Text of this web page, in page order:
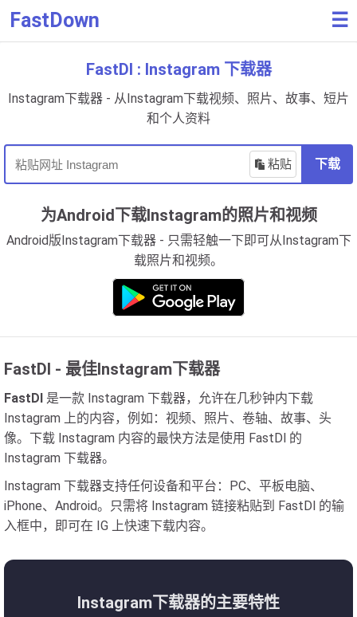
FastDown ☰
FastDl : Instagram 下载器
Instagram下载器 - 从Instagram下载视频、照片、故事、短片
和个人资料
粘贴 下载
为Android下载Instagram的照片和视频
Android版Instagram下载器 - 只需轻触一下即可从Instagram下
载照片和视频。
FastDl - 最佳Instagram下载器
FastDl 是一款 Instagram 下载器，允许在几秒钟内下载
Instagram 上的内容，例如：视频、照片、卷轴、故事、头
像。下载 Instagram 内容的最快方法是使用 FastDl 的
Instagram 下载器。
Instagram 下载器支持任何设备和平台：PC、平板电脑、
iPhone、Android。只需将 Instagram 链接粘贴到 FastDl 的输
入框中，即可在 IG 上快速下载内容。
Instagram下载器的主要特性